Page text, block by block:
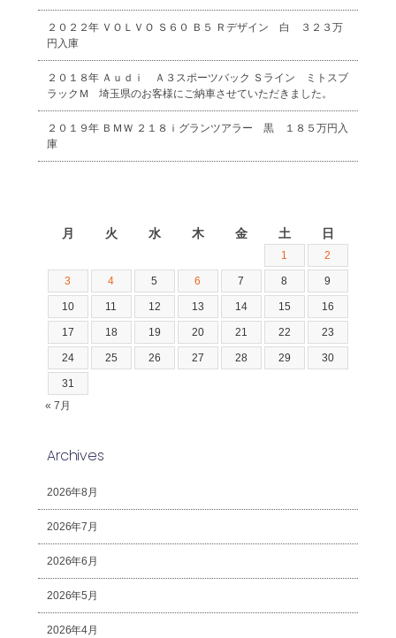
２０２２年 ＶＯＬＶＯ Ｓ６０ Ｂ５ Ｒデザイン 白 ３２３万
円入庫
２０１８年 Ａｕｄｉ Ａ３スポーツバック Ｓライン ミトスブ
ラックＭ 埼玉県のお客様にご納車させていただきました。
２０１９年 ＢＭＷ ２１８ｉグランツアラー 黒 １８５万円入
庫
月 火 水 木 金 土 日
1 2
3 4 5 6 7 8 9
10 11 12 13 14 15 16
17 18 19 20 21 22 23
24 25 26 27 28 29 30
31
« 7月
Archives
2026年8月
2026年7月
2026年6月
2026年5月
2026年4月